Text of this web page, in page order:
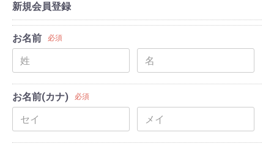
新規会員登録
お名前 必須
お名前(カナ) 必須